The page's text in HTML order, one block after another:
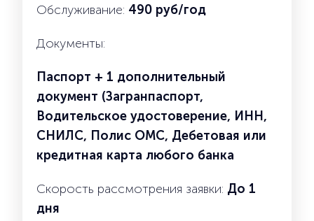
Обслуживание: 490 руб/год
Документы:
Паспорт + 1 дополнительный
документ (Загранпаспорт,
Водительское удостоверение, ИНН,
СНИЛС, Полис ОМС, Дебетовая или
кредитная карта любого банка
Скорость рассмотрения заявки: До 1
дня